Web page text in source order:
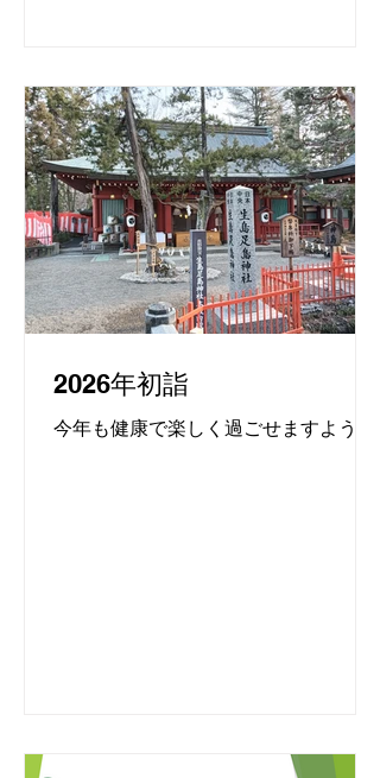
2026年初詣
今年も健康で楽しく過ごせますように